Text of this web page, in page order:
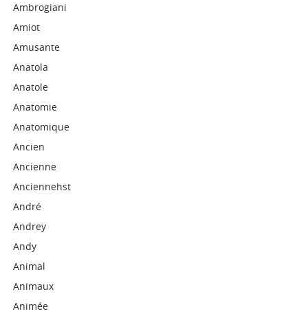
Ambrogiani
Amiot
Amusante
Anatola
Anatole
Anatomie
Anatomique
Ancien
Ancienne
Anciennehst
André
Andrey
Andy
Animal
Animaux
Animée